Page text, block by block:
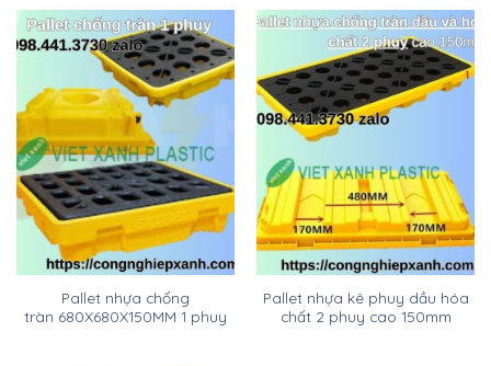
Pallet nhựa chống
tràn 680X680X150MM 1 phuy
Pallet nhựa kê phuy dầu hóa
chất 2 phuy cao 150mm